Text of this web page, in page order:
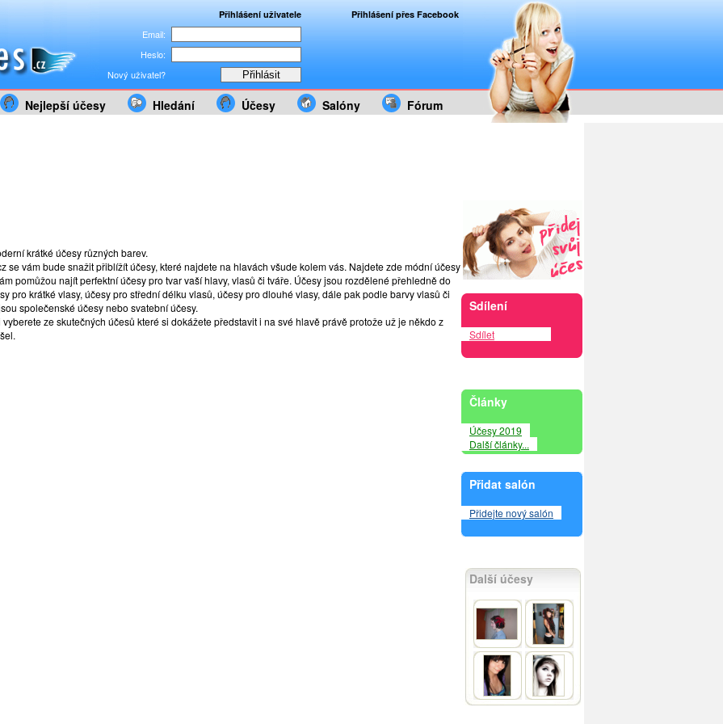
Přihlášení uživatele
Email:
Heslo:
Nový uživatel?
Přihlášení přes Facebook
Nejlepší účesy Hledání Účesy Salóny Fórum
krátké účesy různých barev.
se vám bude snažit přiblížít účesy, které najdete na hlavách všude kolem vás. Najdete zde módní účesy
pomůžou najít perfektní účesy pro tvar vaší hlavy, vlasů či tváře. Účesy jsou rozdělené přehledně do
pro krátké vlasy, účesy pro střední délku vlasů, účesy pro dlouhé vlasy, dále pak podle barvy vlasů či
společenské účesy nebo svatební účesy.
ze skutečných účesů které si dokážete představit i na své hlavě právě protože už je někdo z
Sdílení
Sdílet
Články
Účesy 2019
Další články...
Přidat salón
Přidejte nový salón
Další účesy